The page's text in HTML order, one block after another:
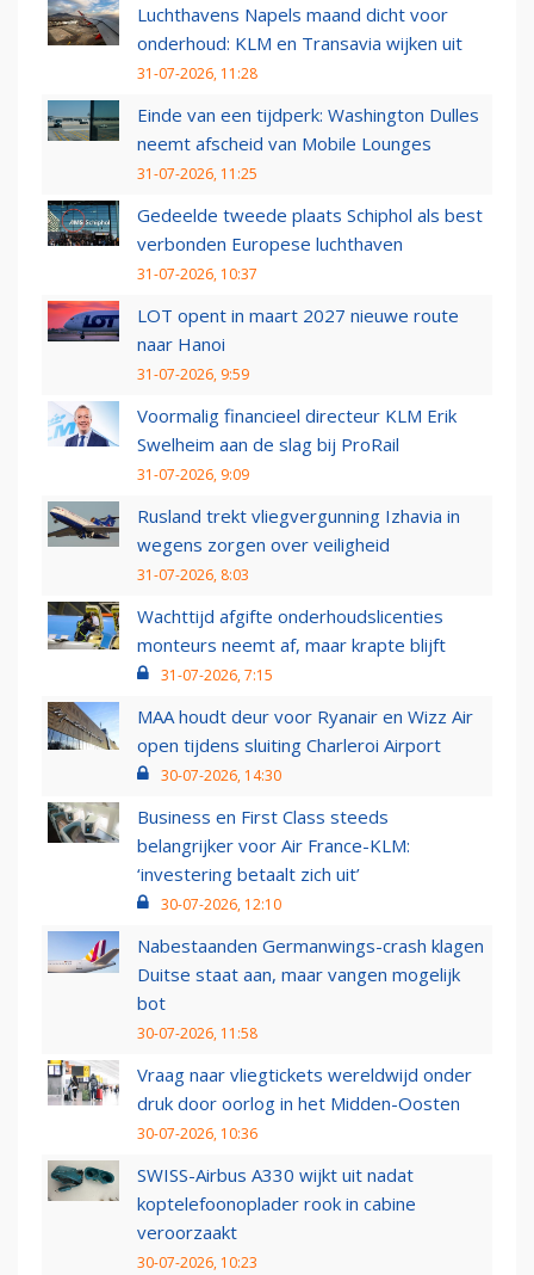
Luchthavens Napels maand dicht voor
onderhoud: KLM en Transavia wijken uit
31-07-2026, 11:28
Einde van een tijdperk: Washington Dulles
neemt afscheid van Mobile Lounges
31-07-2026, 11:25
Gedeelde tweede plaats Schiphol als best
verbonden Europese luchthaven
31-07-2026, 10:37
LOT opent in maart 2027 nieuwe route
naar Hanoi
31-07-2026, 9:59
Voormalig financieel directeur KLM Erik
Swelheim aan de slag bij ProRail
31-07-2026, 9:09
Rusland trekt vliegvergunning Izhavia in
wegens zorgen over veiligheid
31-07-2026, 8:03
Wachttijd afgifte onderhoudslicenties
monteurs neemt af, maar krapte blijft
31-07-2026, 7:15
MAA houdt deur voor Ryanair en Wizz Air
open tijdens sluiting Charleroi Airport
30-07-2026, 14:30
Business en First Class steeds
belangrijker voor Air France-KLM:
‘investering betaalt zich uit’
30-07-2026, 12:10
Nabestaanden Germanwings-crash klagen
Duitse staat aan, maar vangen mogelijk
bot
30-07-2026, 11:58
Vraag naar vliegtickets wereldwijd onder
druk door oorlog in het Midden-Oosten
30-07-2026, 10:36
SWISS-Airbus A330 wijkt uit nadat
koptelefoonoplader rook in cabine
veroorzaakt
30-07-2026, 10:23